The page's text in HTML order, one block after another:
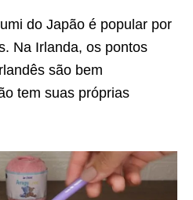
do Japão é popular por
Na Irlanda, os pontos
são bem
tem suas próprias